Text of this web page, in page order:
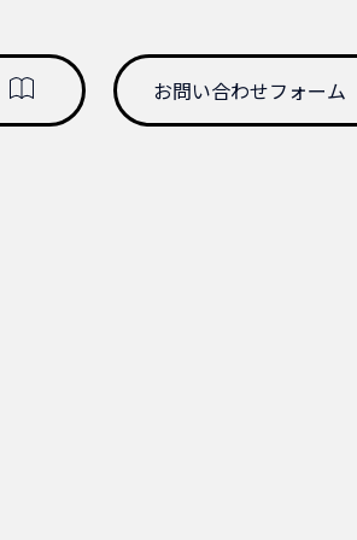
お問い合わせフォーム